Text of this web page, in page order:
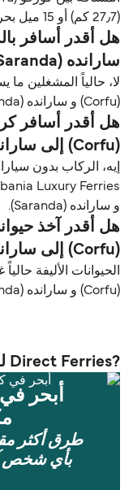
(27٫7 كم) أو 15 ميل بحري.
سارانده (Saranda)؟
لا، حالياً المشغلين
(Corfu) و سارانده (Saranda).
هل أقدر أسافر
(Corfu) إلى سارانده (Saranda)؟
و سارانده (Saranda).
هل أقدر آخذ
(Corfu) إلى سارانده (Saranda)؟
الحيوانات الأليفة
(Corfu) و سارانده (Saranda).
?Direct Ferries لماذا تستخدم
أبحر
طرق أكثر
بأي شخص